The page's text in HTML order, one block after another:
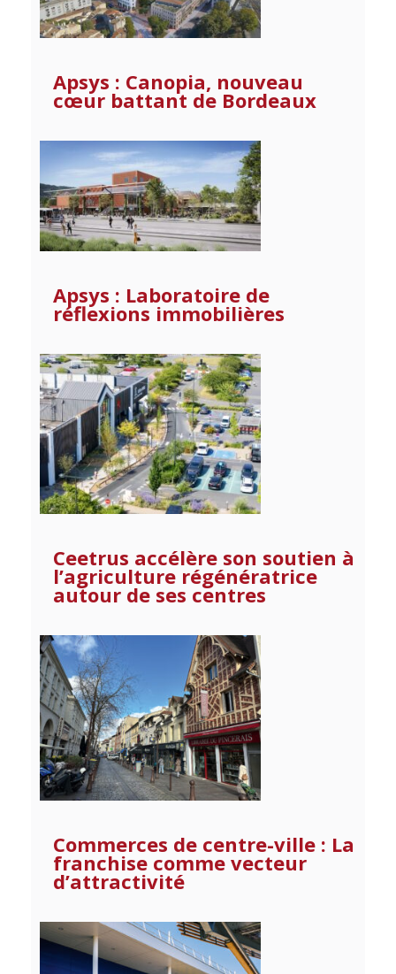
Apsys : Canopia, nouveau
cœur battant de Bordeaux
Apsys : Laboratoire de
réflexions immobilières
Ceetrus accélère son soutien à
l’agriculture régénératrice
autour de ses centres
Commerces de centre-ville : La
franchise comme vecteur
d’attractivité